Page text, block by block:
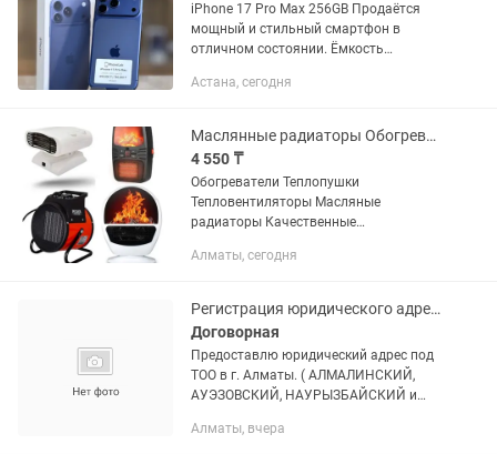
iPhone 17 Pro Max 256GB Продаётся
мощный и стильный смартфон в
отличном состоянии. Ёмкость
Память — 256GB Цена: 650 000 тг
обновить...
Астана, сегодня
Маслянные радиаторы Обогреватели Теплопушки. Оптом и в розницу
4 550 ₸
Обогреватели Теплопушки
Тепловентиляторы Масляные
радиаторы Качественные
Электрическая тепловая батарея
ОПТОМ И В РОЗНИЦУ! Действует...
Алматы, сегодня
Регистрация юридического адреса
Договорная
Предоставлю юридический адрес под
ТОО в г. Алматы. ( АЛМАЛИНСКИЙ,
АУЭЗОВСКИЙ, НАУРЫЗБАЙСКИЙ и
ТОО с НДС и без НДС.Прописка,вид на
Алматы, вчера